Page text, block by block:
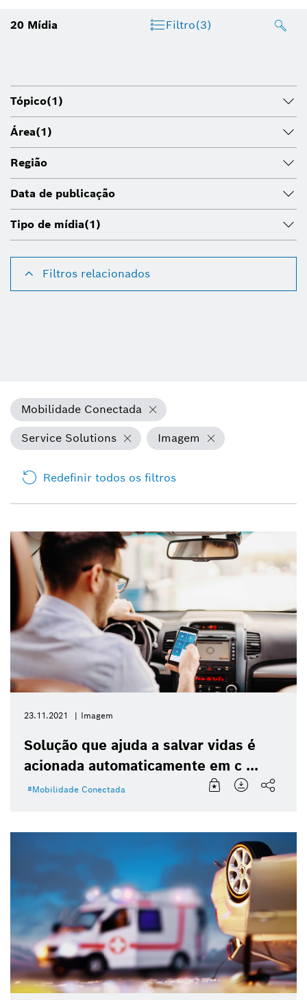
20 Mídia Filtro(3)
Tópico(1)
Área(1)
Região
Data de publicação
Tipo de mídia(1)
Filtros relacionados
Mobilidade Conectada
Service Solutions
Imagem
Redefinir todos os filtros
23.11.2021 Imagem
Solução que ajuda a salvar vidas é
acionada automaticamente em c ...
Mobilidade Conectada